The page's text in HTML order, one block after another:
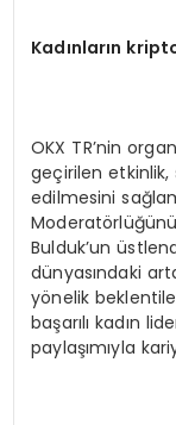
Kadınların
OKX TR’nin
geçirilen etkinlik,
edilmesini
Bulduk’un
dünyasındaki
yönelik
başarılı kadın
paylaşımıyla